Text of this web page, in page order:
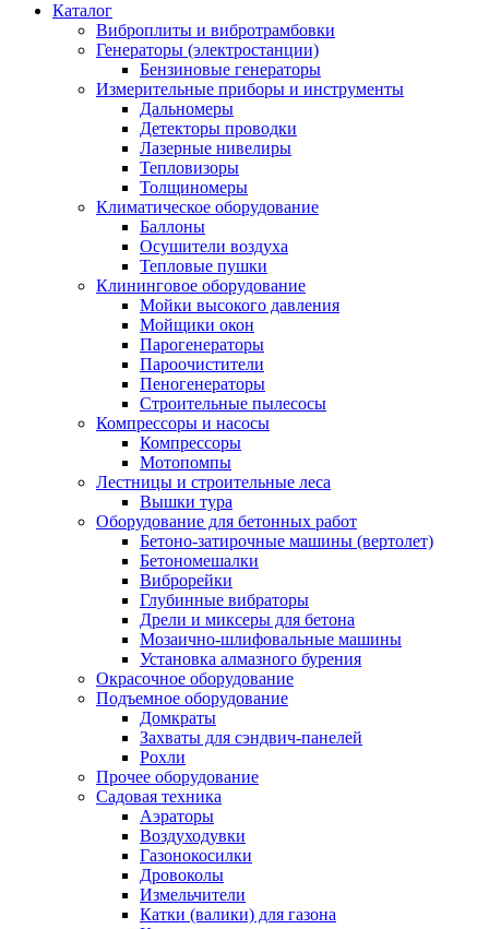
Каталог
Виброплиты и вибротрамбовки
Генераторы (электростанции)
Бензиновые генераторы
Измерительные приборы и инструменты
Дальномеры
Детекторы проводки
Лазерные нивелиры
Тепловизоры
Толщиномеры
Климатическое оборудование
Баллоны
Осушители воздуха
Тепловые пушки
Клининговое оборудование
Мойки высокого давления
Мойщики окон
Парогенераторы
Пароочистители
Пеногенераторы
Строительные пылесосы
Компрессоры и насосы
Компрессоры
Мотопомпы
Лестницы и строительные леса
Вышки тура
Оборудование для бетонных работ
Бетоно-затирочные машины (вертолет)
Бетономешалки
Виброрейки
Глубинные вибраторы
Дрели и миксеры для бетона
Мозаично-шлифовальные машины
Установка алмазного бурения
Окрасочное оборудование
Подъемное оборудование
Домкраты
Захваты для сэндвич-панелей
Рохли
Прочее оборудование
Садовая техника
Аэраторы
Воздуходувки
Газонокосилки
Дровоколы
Измельчители
Катки (валики) для газона